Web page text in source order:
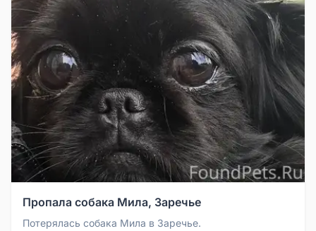
Пропала собака Мила, Заречье
Потерялась собака Мила в Заречье.